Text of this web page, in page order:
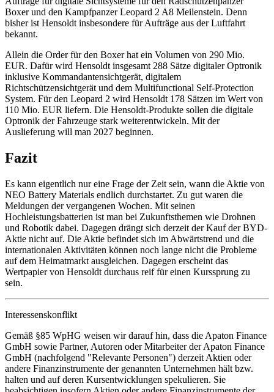
Boxer und den Kampfpanzer Leopard 2 A8 Meilenstein. Denn
bisher ist Hensoldt insbesondere für Aufträge aus der Luftfahrt
bekannt.
Allein die Order für den Boxer hat ein Volumen von 290 Mio.
EUR. Dafür wird Hensoldt insgesamt 288 Sätze digitaler Optronik
inklusive Kommandantensichtgerät, digitalem
Richtschützensichtgerät und dem Multifunctional Self-Protection
System. Für den Leopard 2 wird Hensoldt 178 Sätzen im Wert von
110 Mio. EUR liefern. Die Hensoldt-Produkte sollen die digitale
Optronik der Fahrzeuge stark weiterentwickeln. Mit der
Auslieferung will man 2027 beginnen.
Fazit
Es kann eigentlich nur eine Frage der Zeit sein, wann die Aktie von
NEO Battery Materials endlich durchstartet. Zu gut waren die
Meldungen der vergangenen Wochen. Mit seinen
Hochleistungsbatterien ist man bei Zukunftsthemen wie Drohnen
und Robotik dabei. Dagegen drängt sich derzeit der Kauf der BYD-
Aktie nicht auf. Die Aktie befindet sich im Abwärtstrend und die
internationalen Aktivitäten können noch lange nicht die Probleme
auf dem Heimatmarkt ausgleichen. Dagegen erscheint das
Wertpapier von Hensoldt durchaus reif für einen Kurssprung zu
sein.
Interessenskonflikt
Gemäß §85 WpHG weisen wir darauf hin, dass die Apaton Finance
GmbH sowie Partner, Autoren oder Mitarbeiter der Apaton Finance
GmbH (nachfolgend "Relevante Personen") derzeit Aktien oder
andere Finanzinstrumente der genannten Unternehmen hält bzw.
halten und auf deren Kursentwicklungen spekulieren. Sie